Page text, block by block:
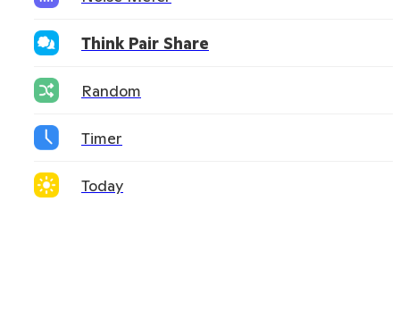
Think Pair Share
Random
Timer
Today